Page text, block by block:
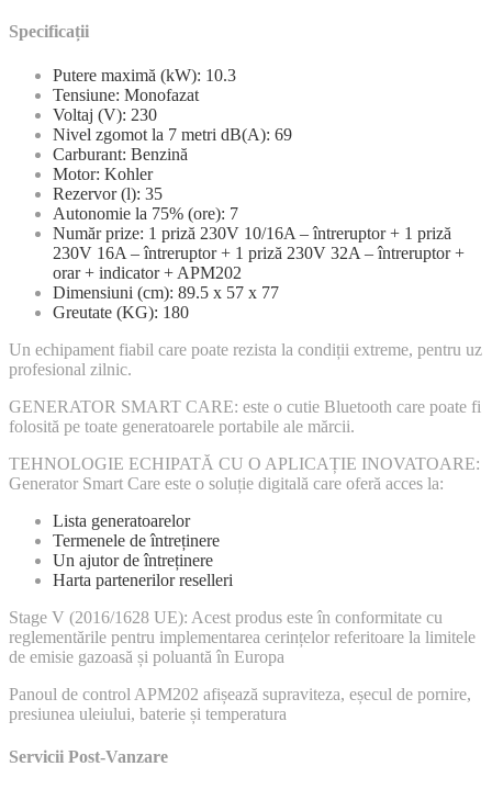
Specificații
Putere maximă (kW): 10.3
Tensiune: Monofazat
Voltaj (V): 230
Nivel zgomot la 7 metri dB(A): 69
Carburant: Benzină
Motor: Kohler
Rezervor (l): 35
Autonomie la 75% (ore): 7
Număr prize: 1 priză 230V 10/16A – întreruptor + 1 priză
230V 16A – întreruptor + 1 priză 230V 32A – întreruptor +
orar + indicator + APM202
Dimensiuni (cm): 89.5 x 57 x 77
Greutate (KG): 180
Un echipament fiabil care poate rezista la condiții extreme, pentru uz
profesional zilnic.
GENERATOR SMART CARE: este o cutie Bluetooth care poate fi
folosită pe toate generatoarele portabile ale mărcii.
TEHNOLOGIE ECHIPATĂ CU O APLICAȚIE INOVATOARE:
Generator Smart Care este o soluție digitală care oferă acces la:
Lista generatoarelor
Termenele de întreținere
Un ajutor de întreținere
Harta partenerilor reselleri
Stage V (2016/1628 UE): Acest produs este în conformitate cu
reglementările pentru implementarea cerințelor referitoare la limitele
de emisie gazoasă și poluantă în Europa
Panoul de control APM202 afișează supraviteza, eșecul de pornire,
presiunea uleiului, baterie și temperatura
Servicii Post-Vanzare